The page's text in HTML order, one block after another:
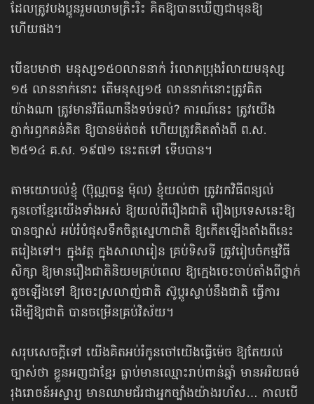
ដែលត្រូវបងប្អូនរួមឈាមត្រិះរិះ គិតឱ្យបានឃើញជាមុនឱ្យ
ហើយផង។
បើឧបមាថា មនុស្ស១៥០លាននាក់ រំលោភប្រុងរំលាយមនុស្ស
១៥ លាននាក់នោះ តើមនុស្ស១៥ លាននាក់នោះត្រូវគិត
យ៉ាងណា ត្រូវមានវិធីណានឹងទប់ទល់? ការណ៍នេះ ត្រូវយើង
ភ្ញាក់រឭកគន់គិត ឱ្យបានម៉ត់ចត់ ហើយត្រូវគិតតាំងពី ព.ស.
២៥១៤ គ.ស. ១៩៧១ នេះតទៅ ទើបបាន។
តាមយោបល់ខ្ញុំ (ប៊ុណ្ណចន្ទ ម៉ុល) ខ្ញុំយល់ថា ត្រូវរកវិធីពន្យល់​
កូនចៅខ្មែរយើងទាំងអស់ ឱ្យយល់ពីរឿងជាតិ រឿងប្រទេសនេះឱ្យ
បានច្បាស់ អប់រំបំផុសទឹកចិត្តស្នេហាជាតិ ឱ្យកើតឡើងតាំងពីនេះ
តរៀងទៅ។ ក្នុងវត្ត ក្នុងសាលារៀន គ្រប់ទិសទី ត្រូវរៀបចំកម្មវិធី
សិក្សា ឱ្យមានរឿងជាតិនិយមគ្រប់ពេល ឱ្យក្មេងចេះចាប់តាំងពីថ្នាក់
តូចឡើងទៅ ឱ្យចេះស្រលាញ់ជាតិ ស៊ូប្តូរស្លាប់នឹងជាតិ ធ្វើការ
ដើម្បីឱ្យជាតិ បានចម្រើនគ្រប់វិស័យ។
សរុបសេចក្តីទៅ យើងគិតអប់រំកូនចៅយើងធ្វើម៉េច ឱ្យតែយល់
ច្បាស់ថា ខ្លួនអញជាខ្មែរ ធ្លាប់មានឈ្មោះរាប់ពាន់ឆ្នាំ មានអរិយធម៌
រុងរោចន៍អស្ចារ្យ មានឈាមជ័រជាអ្នកច្បាំងយ៉ាងរហ័ស… កាលបើ